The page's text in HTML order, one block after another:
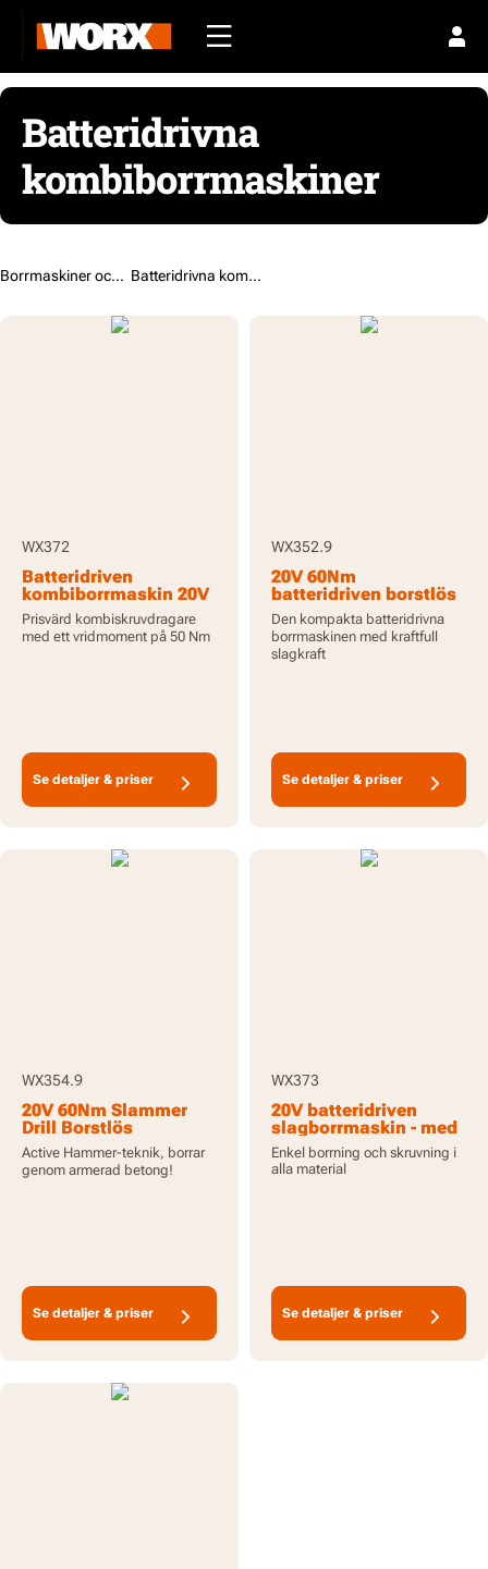
Batteridrivna
kombiborrmaskiner
Borrmaskiner och skruvdragare / Batteridrivna kombiborrmaskiner
WX372
Batteridriven
kombiborrmaskin 20V
- med batteri och
laddare
Prisvärd kombiskruvdragare
med ett vridmoment på 50 Nm
Se detaljer & priser
WX352.9
20V 60Nm
batteridriven borstlös
kompakt
slagborrmaskin -
Endast verktyg
Den kompakta batteridrivna
borrmaskinen med kraftfull
slagkraft
Se detaljer & priser
WX354.9
20V 60Nm Slammer
Drill Borstlös
batteridriven
slagborrmaskin med
hammare - Endast
Active Hammer-teknik, borrar
genom armerad betong!
Se detaljer & priser
WX373
20V batteridriven
slagborrmaskin - med
batteri och laddare
Enkel borrning och skruvning i
alla material
Se detaljer & priser